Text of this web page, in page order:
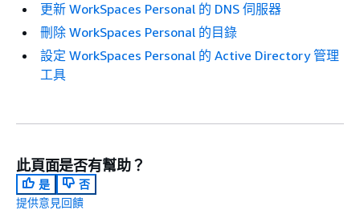
更新 WorkSpaces Personal 的 DNS 伺服器
刪除 WorkSpaces Personal 的目錄
設定 WorkSpaces Personal 的 Active Directory 管理
工具
此頁面是否有幫助？
是
否
提供意見回饋